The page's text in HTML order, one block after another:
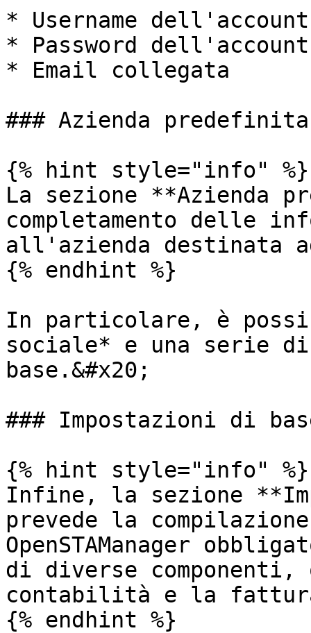
* Username dell'account
* Password dell'account
* Email collegata
### Azienda predefinita
{% hint style="info" %}
La sezione **Azienda
completamento delle
all'azienda destinata
{% endhint %}
In particolare, è
sociale* e una serie
base.&#x20;
### Impostazioni di
{% hint style="info" %}
Infine, la sezione
prevede la
OpenSTAManager
di diverse
contabilità e la
{% endhint %}